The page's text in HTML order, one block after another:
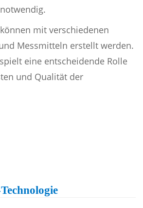
mit verschiedenen
Messmitteln erstellt werden.
eine entscheidende Rolle
und Qualität der